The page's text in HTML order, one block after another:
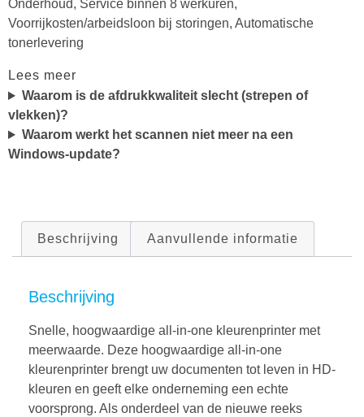
Onderhoud, Service binnen 8 werkuren,
Voorrijkosten/arbeidsloon bij storingen, Automatische
tonerlevering
Lees meer
Waarom is de afdrukkwaliteit slecht (strepen of
vlekken)?
Waarom werkt het scannen niet meer na een
Windows-update?
Beschrijving Aanvullende informatie
Beschrijving
Snelle, hoogwaardige all-in-one kleurenprinter met
meerwaarde. Deze hoogwaardige all-in-one
kleurenprinter brengt uw documenten tot leven in HD-
kleuren en geeft elke onderneming een echte
voorsprong. Als onderdeel van de nieuwe reeks